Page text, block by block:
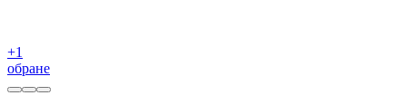
+1
обране